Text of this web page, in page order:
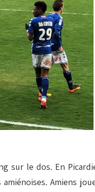
sur le dos. En
Amiens